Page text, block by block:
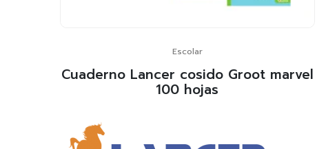
Escolar
Cuaderno Lancer cosido Groot marvel
100 hojas